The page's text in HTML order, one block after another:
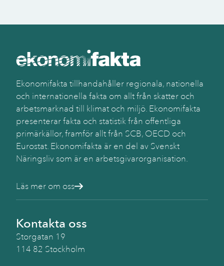
Ekonomifakta tillhandahåller regionala, nationella
och internationella fakta om allt från skatter och
arbetsmarknad till klimat och miljö. Ekonomifakta
presenterar fakta och statistik från offentliga
primärkällor, framför allt från SCB, OECD och
Eurostat. Ekonomifakta är en del av Svenskt
Näringsliv som är en arbetsgivarorganisation.
Läs mer om oss
Kontakta oss
Storgatan 19
114 82 Stockholm